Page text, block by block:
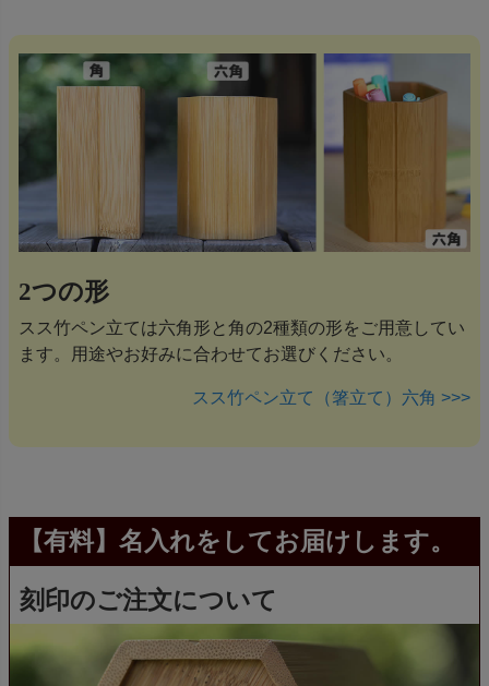
2つの形
スス竹ペン立ては六角形と角の2種類の形をご用意してい
ます。用途やお好みに合わせてお選びください。
スス竹ペン立て（箸立て）六角 >>>
【有料】名入れをしてお届けします。
刻印のご注文について